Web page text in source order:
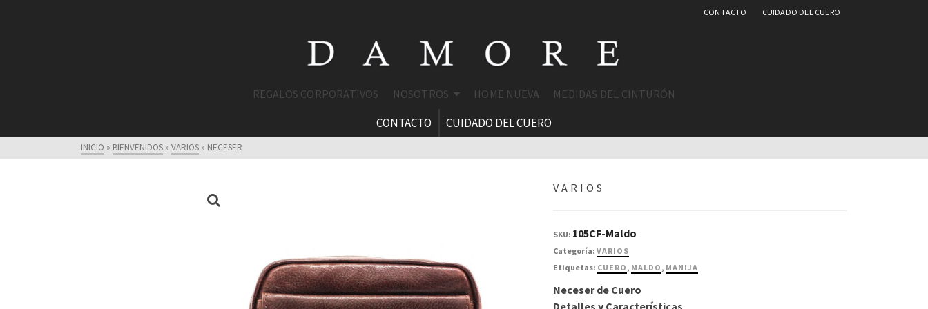
CONTACTO CUIDADO DEL CUERO
REGALOS CORPORATIVOS NOSOTROS HOME NUEVA MEDIDAS DEL CINTURÓN
CONTACTO CUIDADO DEL CUERO
INICIO » BIENVENIDOS » VARIOS » NECESER
VARIOS
SKU: 105CF-Maldo
Categoría: VARIOS
Etiquetas: CUERO, MALDO, MANIJA
Neceser de Cuero
Detalles y Características